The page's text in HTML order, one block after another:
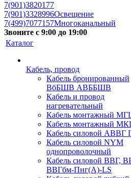
7(901)3820177
7(901)3328996Освещение
7(499)7077157Многоканальный
Звоните с 9:00 до 19:00
Каталог
Кабель, провод
Кабель бронированный
ВбБШВ АВББШВ
Кабель и провод
нагревательный
Кабель монтажный
Кабель монтажный
Кабель силовой АВВГ
Кабель силовой NYM
однопроволочный
Кабель силовой ВВГ,
ВВГбм-Пнг(А)-LS